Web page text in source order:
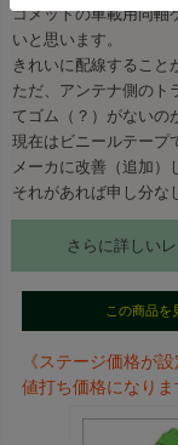
コメットの車載用同軸
いと思います。
きれいに配線すること
ただ、アンテナ側のト
てゴム（？）がないの
現在はビニールテープ
メーカに改善（追加）
それがあれば申し分な
さらに詳しい
この商品を
《ステージ価格が
値打ち価格になりま